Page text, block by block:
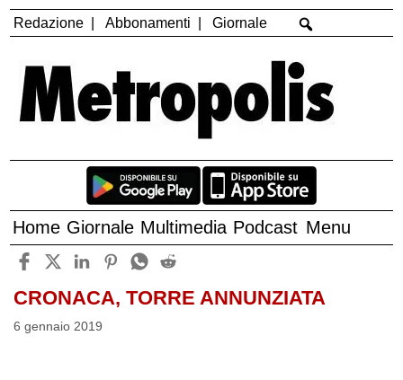
Redazione Abbonamenti Giornale
Home Giornale Multimedia Podcast Menu
CRONACA, TORRE ANNUNZIATA
6 gennaio 2019